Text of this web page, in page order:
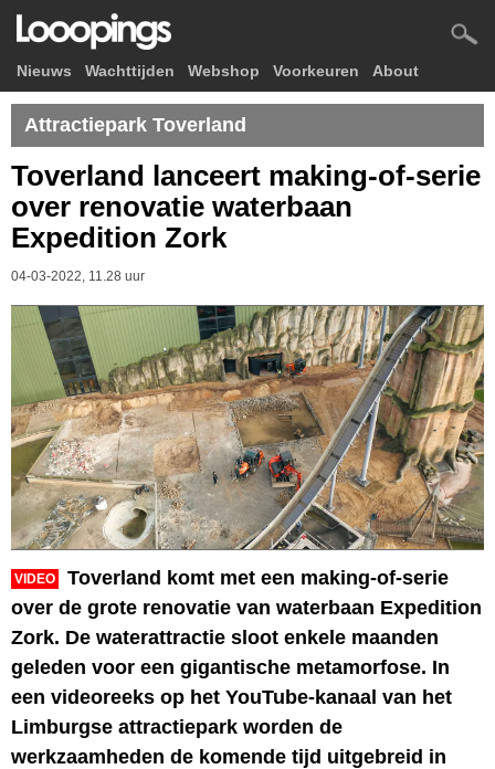
Nieuws Wachttijden Webshop Voorkeuren About
Attractiepark Toverland
Toverland lanceert making-of-serie
over renovatie waterbaan
Expedition Zork
04-03-2022, 11.28 uur
VIDEO
Toverland komt met een making-of-serie
over de grote renovatie van waterbaan Expedition
Zork. De waterattractie sloot enkele maanden
geleden voor een gigantische metamorfose. In
een videoreeks op het YouTube-kanaal van het
Limburgse attractiepark worden de
werkzaamheden de komende tijd uitgebreid in